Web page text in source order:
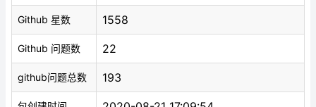
Github 星数 1558
Github 问题数 22
github问题总数 193